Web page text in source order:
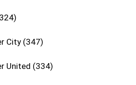
City 347
United 334